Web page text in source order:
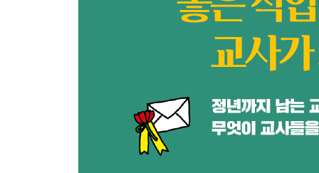
방학이 있어 교사가 월급충이라고요?
미지의 세대를 가르친다는 것
알 듯 말 듯 두려운 너
AI는 정말로 교사를 대체할까